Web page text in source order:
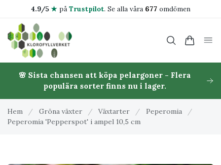
4.9/5 ★på Trustpilot. Se alla våra 677 omdömen
🌸 Sista chansen att köpa pelargoner - Flera
populära sorter finns nu i lager.
Hem / Gröna växter / Växtarter / Peperomia
/
Peperomia 'Pepperspot' i ampel 10,5 cm